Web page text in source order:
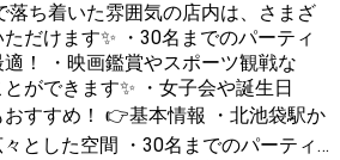
落ち着いた雰囲気の店内は、さまざ
だけます✨ ・30名までのパーティ
！ ・映画鑑賞やスポーツ観戦な
ができます✨ ・女子会や誕生日
情報 ・北池袋駅か
とした空間 ・30名までのパーティ